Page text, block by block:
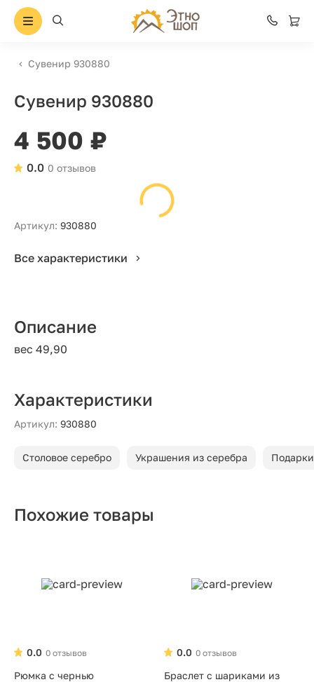
Сувенир 930880
Сувенир 930880
4 500 ₽
0 отзывов
0.0
Артикул: 930880
Все характеристики
Описание
вес 49,90
Характеристики
Артикул: 930880
Столовое серебро Украшения из серебра
Похожие товары
0 отзывов
0.0
Рюмка с чернью
0 отзывов
0.0
Браслет с шариками из